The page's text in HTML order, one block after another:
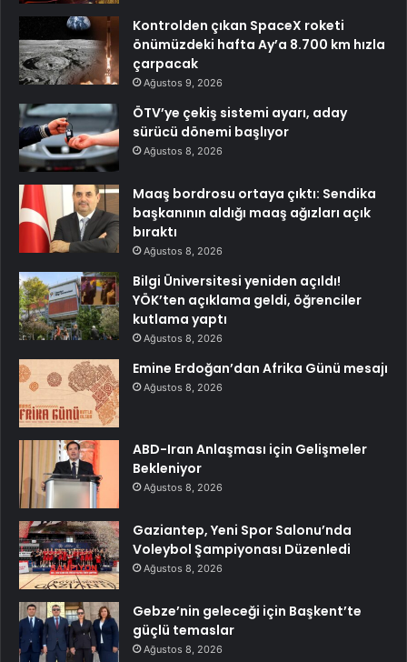
Kontrolden çıkan SpaceX roketi
önümüzdeki hafta Ay’a 8.700 km hızla
çarpacak
Ağustos 9, 2026
ÖTV’ye çekiş sistemi ayarı, aday
sürücü dönemi başlıyor
Ağustos 8, 2026
Maaş bordrosu ortaya çıktı: Sendika
başkanının aldığı maaş ağızları açık
bıraktı
Ağustos 8, 2026
Bilgi Üniversitesi yeniden açıldı!
YÖK’ten açıklama geldi, öğrenciler
kutlama yaptı
Ağustos 8, 2026
Emine Erdoğan’dan Afrika Günü mesajı
Ağustos 8, 2026
ABD-Iran Anlaşması için Gelişmeler
Bekleniyor
Ağustos 8, 2026
Gaziantep, Yeni Spor Salonu’nda
Voleybol Şampiyonası Düzenledi
Ağustos 8, 2026
Gebze’nin geleceği için Başkent’te
güçlü temaslar
Ağustos 8, 2026